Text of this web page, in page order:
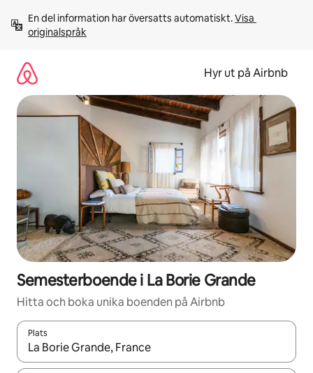
innehåll
En del information har översatts automatiskt. Visa
originalspråk
Hyr ut på Airbnb
Semesterboende i La Borie Grande
Hitta och boka unika boenden på Airbnb
Plats
När resultaten är tillgängliga kan du navigera med upp- och